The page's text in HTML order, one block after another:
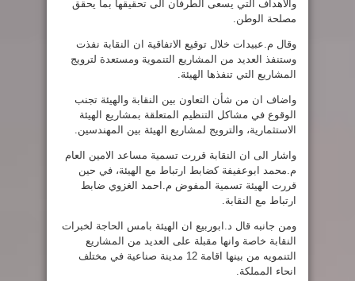
والأهداف التي يسعى الطرفان الى تحقيقها بما يحقق
مصلحة الوطن.
وقال م.عبيدات خلال توقيع الاتفاقية ان النقابة نفذت
وستنفذ العديد من المشاريع التنموية ومستعدة لترويج
المشاريع التي تنفذها الهيئة.
واضاف ان من شأن التعاون بين النقابة والهيئة تجنب
الوقوع في مشاكل التنظيم المتعلقة بمشاريع الهيئة
الاستثمارية، والترويج لمشاريع الهيئة بين المهندسين.
واشار الى ان النقابة قررت تسمية مساعد الامين العام
م.محمد ابوعفيفة كضابط ارتباط مع الهيئة، في حين
قررت الهيئة تسمية المفوض م.احمد الغزوي ضابط
ارتباط مع النقابة.
ومن جانبه قال د.ابوربيع ان الهيئة بامس الحاجة لخبرات
النقابة خاصة وانها مقبلة على العديد من المشاريع
التنمويه من بينها اقامة 12 مدينة صناعية في مختلف
انحاء المملكة.